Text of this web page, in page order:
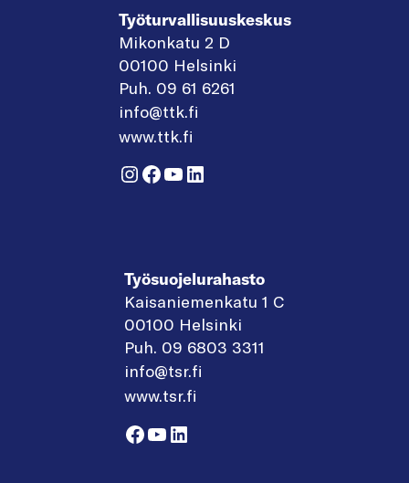
Työturvallisuuskeskus
Mikonkatu 2 D
00100 Helsinki
Puh. 09 61 6261
info@ttk.fi
www.ttk.fi
Instagram
Facebook
YouTube
LinkedIn
Työsuojelurahasto
Kaisaniemenkatu 1 C
00100 Helsinki
Puh. 09 6803 3311
info@tsr.fi
www.tsr.fi
Facebook
YouTube
LinkedIn